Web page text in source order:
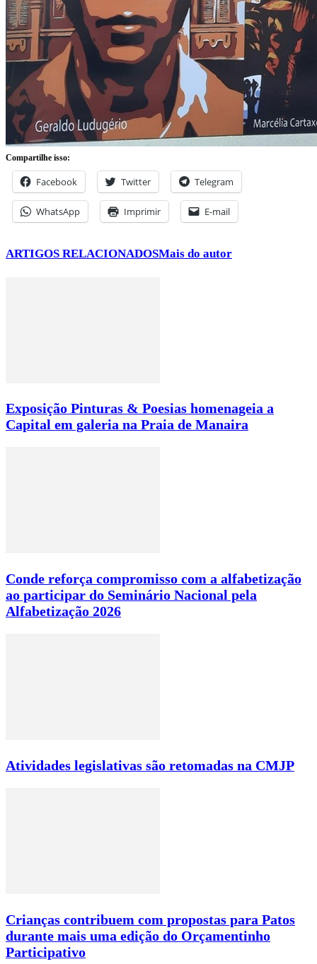
Compartilhe isso:
Facebook Twitter Telegram
WhatsApp Imprimir E-mail
ARTIGOS RELACIONADOSMais do autor
Exposição Pinturas & Poesias homenageia a
Capital em galeria na Praia de Manaira
Conde reforça compromisso com a alfabetização
ao participar do Seminário Nacional pela
Alfabetização 2026
Atividades legislativas são retomadas na CMJP
Crianças contribuem com propostas para Patos
durante mais uma edição do Orçamentinho
Participativo